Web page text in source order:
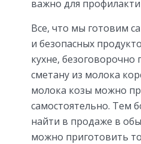
важно для
Все, что мы готовим
и безопасных
кухне, безоговорочно
сметану из молока
молока козы можно
самостоятельно. Тем
найти в продаже в
можно приготовить